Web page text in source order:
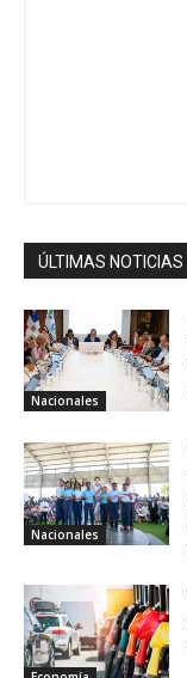
ÚLTIMAS NOTICIAS
Nacionales
Nacionales